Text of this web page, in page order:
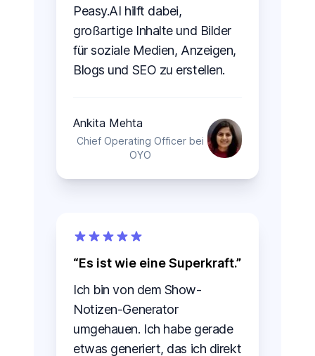
Peasy.AI hilft dabei,
großartige Inhalte und Bilder
für soziale Medien, Anzeigen,
Blogs und SEO zu erstellen.
Ankita Mehta
Chief Operating Officer bei
OYO
Es ist wie eine Superkraft.
Ich bin von dem Show-
Notizen-Generator
umgehauen. Ich habe gerade
etwas generiert, das ich direkt